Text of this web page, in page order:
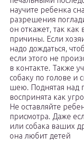
научите ребенка
разрешения
он откажет, так как
причины. Если
надо дождаться,
если этого не
в контакте. Также
собаку по голове и
шею. Поднятая над
воспринята как
Не оставляйте
присмотра. Даже
или собака ваших
она любит детей